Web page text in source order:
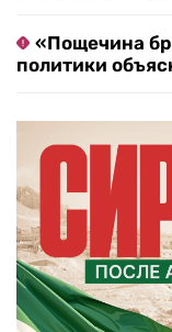
«Пощечина
политики